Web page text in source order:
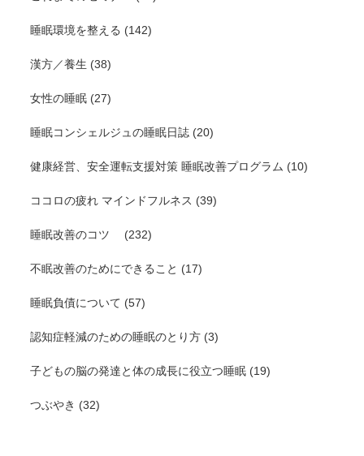
睡眠環境を整える (142)
漢方／養生 (38)
女性の睡眠 (27)
睡眠コンシェルジュの睡眠日誌 (20)
健康経営、安全運転支援対策 睡眠改善プログラム (10)
ココロの疲れ マインドフルネス (39)
睡眠改善のコツ (232)
不眠改善のためにできること (17)
睡眠負債について (57)
認知症軽減のための睡眠のとり方 (3)
子どもの脳の発達と体の成長に役立つ睡眠 (19)
つぶやき (32)